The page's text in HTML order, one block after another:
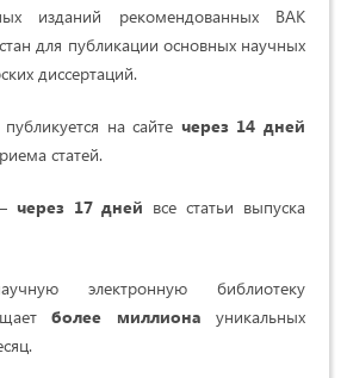
изданий рекомендованных ВАК
для публикации основных научных
диссертаций.
публикуется на сайте через 14 дней
статей.
через 17 дней все статьи выпуска
электронную библиотеку
более миллиона уникальных